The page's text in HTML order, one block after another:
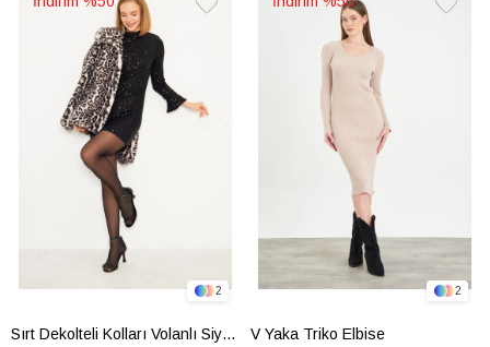
2
Sırt Dekolteli Kolları Volanlı Siyah Pul Payet Elbise
2
V Yaka Triko Elbise